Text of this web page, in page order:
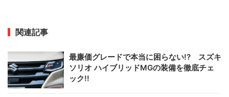
関連記事
最廉価グレードで本当に困らない!? スズキ
ソリオ ハイブリッドMGの装備を徹底チェ
ック!!